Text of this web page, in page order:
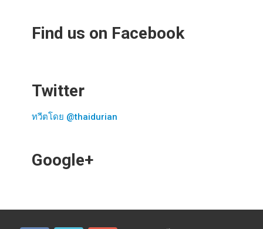
Find us on Facebook
Twitter
ทวีตโดย @thaidurian
Google+